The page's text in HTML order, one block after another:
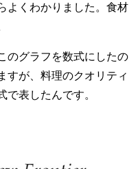
よくわかりました。食材
のグラフを数式にしたの
すが、料理のクオリティ
で表したんです。